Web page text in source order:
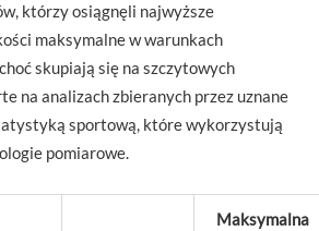
którzy osiągnęli najwyższe
maksymalne w warunkach
skupiają się na szczytowych
na analizach zbieranych przez uznane
sportową, które wykorzystują
pomiarowe.
Maksymalna